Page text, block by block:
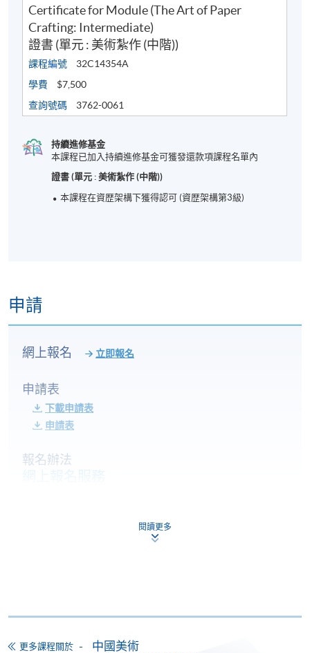
Certificate for Module (The Art of Paper
Crafting: Intermediate)
證書 (單元 : 美術紮作 (中階))
課程編號
32C14354A
學費
$7,500
查詢號碼
3762-0061
持續進修基金
本課程已加入持續進修基金可獲發還款項課程名單內
證書 (單元 : 美術紮作 (中階))
本課程在資歴架構下獲得認可 (資歴架構第3級)
申請
網上報名 立即報名
申請表
下載申請表
申請表
報名辦法
網上報名服務
務，申請人可通過網上申請個別學歷頒授課程和報讀
大部份公開招生的課程(以先到先得形式報名的課程)。
閱讀更多
更多課程關於
中國美術